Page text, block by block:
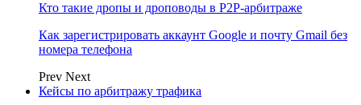
Кто такие дропы и дроповоды в P2P-арбитраже
Как зарегистрировать аккаунт Google и почту Gmail без
номера телефона
Prev Next
Кейсы по арбитражу трафика